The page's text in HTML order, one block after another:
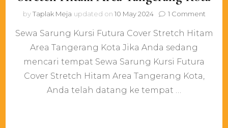
byTaplak Meja updated on 10 May 2024 1 Commenton
Sewa Sarung Kursi Futura Cover Stretch Hitam
Area Tangerang Kota Jika Anda sedang
mencari tempat Sewa Sarung Kursi Futura
Cover Stretch Hitam Area Tangerang Kota,
Anda telah datang ke tempat …